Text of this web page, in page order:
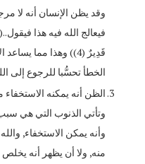
وقد يظن الإنسان أنه لا
فيعالج الله فيه هذا
قَدِيرٌ (4)) وهذا مما
الخطأ تحسُّبا للرجوع إلى
الظن أنه يمكنه الاستخفاء
وتأتي الذنوب التي هي
وأنه يمكن الاستخفاء,
منه, ولا أن يظهر أنه يخلص